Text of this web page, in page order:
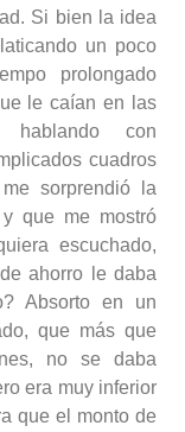
Si bien la idea
un poco
prolongado
le caían en las
hablando con
cuadros
sorprendió la
que me mostró
escuchado,
ahorro le daba
Absorto en un
que más que
no se daba
era muy inferior
que el monto de